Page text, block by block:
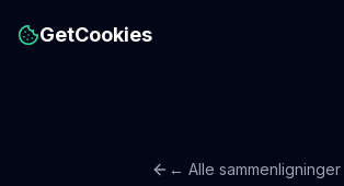
GetCookies
← Alle sammenligninger